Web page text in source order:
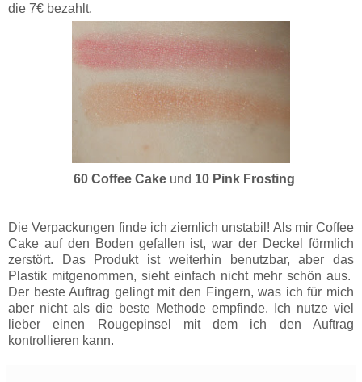
die 7€ bezahlt.
60 Coffee Cake und 10 Pink Frosting
Die Verpackungen finde ich ziemlich unstabil! Als mir Coffee
Cake auf den Boden gefallen ist, war der Deckel förmlich
zerstört. Das Produkt ist weiterhin benutzbar, aber das
Plastik mitgenommen, sieht einfach nicht mehr schön aus.
Der beste Auftrag gelingt mit den Fingern, was ich für mich
aber nicht als die beste Methode empfinde. Ich nutze viel
lieber einen Rougepinsel mit dem ich den Auftrag
kontrollieren kann.